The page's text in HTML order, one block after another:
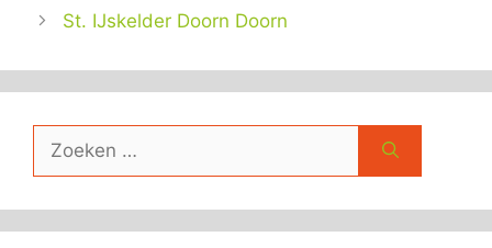
St. IJskelder Doorn Doorn
naar: